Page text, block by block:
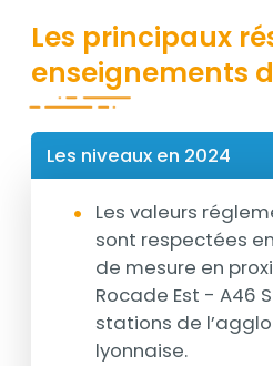
Titre
Les principaux
enseignements
Les niveaux en 2024
Les valeurs
sont respectées
de mesure en
Rocade Est - A46
stations de
lyonnaise.